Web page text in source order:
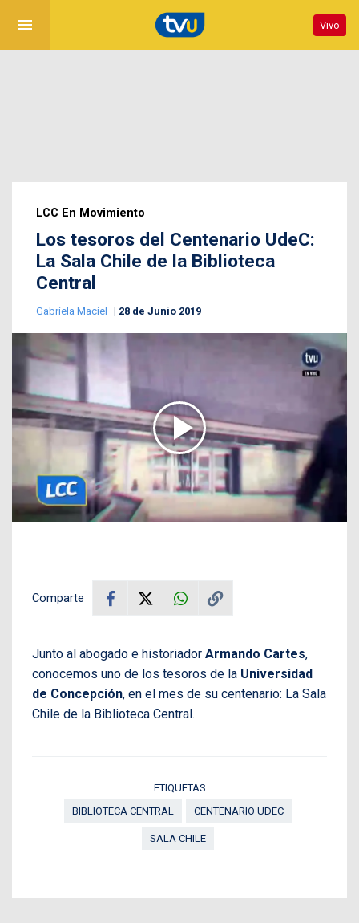
menu Vivo
LCC En Movimiento
Los tesoros del Centenario UdeC:
La Sala Chile de la Biblioteca
Central
Gabriela Maciel 28 de Junio 2019
Comparte
Junto al abogado e historiador Armando Cartes,
conocemos uno de los tesoros de la Universidad
de Concepción, en el mes de su centenario: La Sala
Chile de la Biblioteca Central.
ETIQUETAS
BIBLIOTECA CENTRAL
CENTENARIO UDEC
SALA CHILE